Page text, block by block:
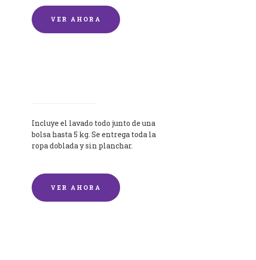
VER AHORA
Incluye el lavado todo junto de una
bolsa hasta 5 kg. Se entrega toda la
ropa doblada y sin planchar.
VER AHORA